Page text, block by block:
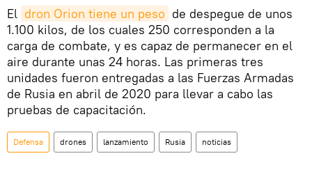
El dron Orion tiene un peso de despegue de unos
1.100 kilos, de los cuales 250 corresponden a la
carga de combate, y es capaz de permanecer en el
aire durante unas 24 horas. Las primeras tres
unidades fueron entregadas a las Fuerzas Armadas
de Rusia en abril de 2020 para llevar a cabo las
pruebas de capacitación.
Defensa drones lanzamiento Rusia noticias